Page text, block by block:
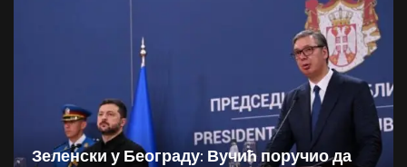
Зеленски у Београду: Вучић поручио да